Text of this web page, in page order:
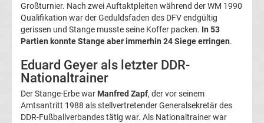
Tabelle
DFB-
Großturnier. Nach zwei Auftaktpleiten während der WM 1990
Qualifikation war der Geduldsfaden des DFV endgültig
gerissen und Stange musste seine Koffer packen. In 53
Partien konnte Stange aber immerhin 24 Siege erringen.
Eduard Geyer als letzter DDR-
Nationaltrainer
Der Stange-Erbe war Manfred Zapf, der vor seinem
Amtsantritt 1988 als stellvertretender Generalsekretär des
DDR-Fußballverbandes tätig war. Als Nationaltrainer war